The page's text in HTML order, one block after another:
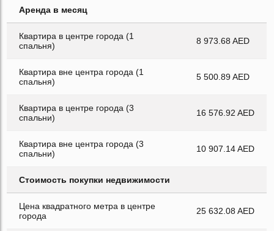
Аренда в месяц
Квартира в центре города (1
спальня)
8 973.68 AED
Квартира вне центра города (1
спальня)
5 500.89 AED
Квартира в центре города (3
спальни)
16 576.92 AED
Квартира вне центра города (3
спальни)
10 907.14 AED
Стоимость покупки недвижимости
Цена квадратного метра в центре
города
25 632.08 AED